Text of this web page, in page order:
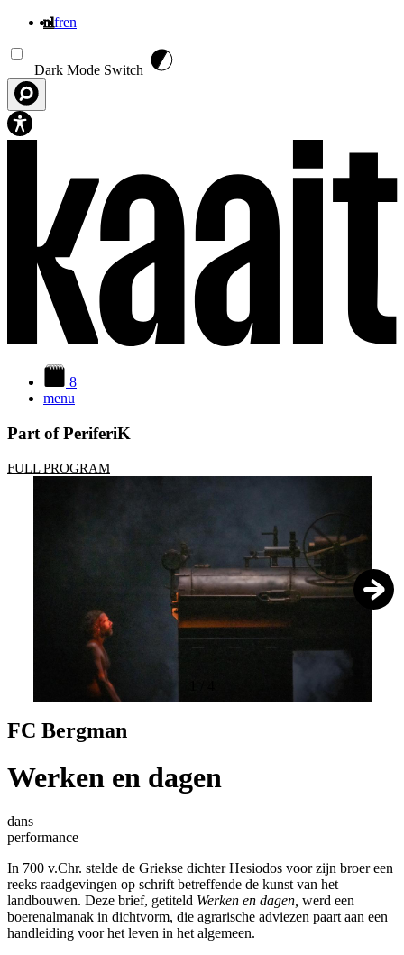
nlfren
Dark Mode Switch
8
menu
Part of PeriferiK
FULL PROGRAM
FC Bergman
Werken en dagen
dans
performance
In 700 v.Chr. stelde de Griekse dichter Hesiodos voor zijn broer een
reeks raadgevingen op schrift betreffende de kunst van het
landbouwen. Deze brief, getiteld Werken en dagen, werd een
boerenalmanak in dichtvorm, die agrarische adviezen paart aan een
handleiding voor het leven in het algemeen.